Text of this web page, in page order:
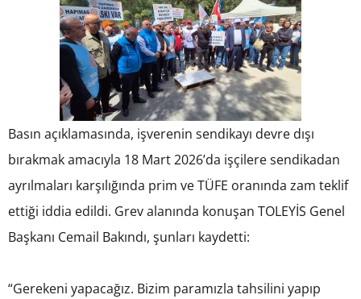
Basın açıklamasında, işverenin sendikayı devre dışı
bırakmak amacıyla 18 Mart 2026’da işçilere sendikadan
ayrılmaları karşılığında prim ve TÜFE oranında zam teklif
ettiği iddia edildi. Grev alanında konuşan TOLEYİS Genel
Başkanı Cemail Bakındı, şunları kaydetti:
“Gerekeni yapacağız. Bizim paramızla tahsilini yapıp